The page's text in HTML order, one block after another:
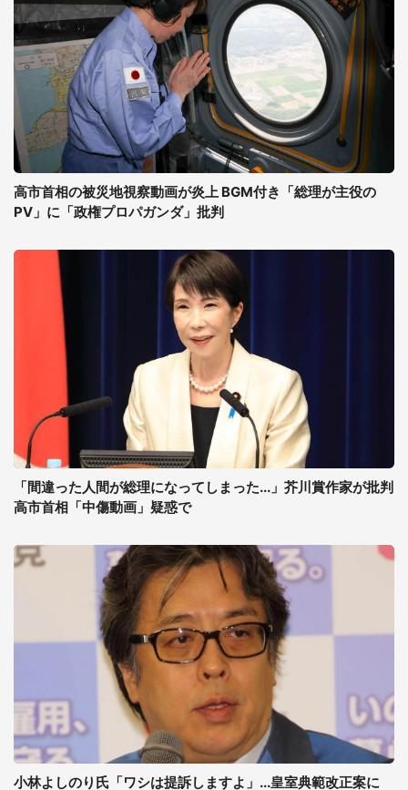
高市首相の被災地視察動画が炎上 BGM付き「総理が主役の
PV」に「政権プロパガンダ」批判
「間違った人間が総理になってしまった...」芥川賞作家が批判
高市首相「中傷動画」疑惑で
小林よしのり氏「ワシは提訴しますよ」...皇室典範改正案に